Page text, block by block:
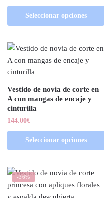
Seleccionar opciones
Vestido de novia de corte en
A con mangas de encaje y
cinturilla
144.00€
Seleccionar opciones
-36%